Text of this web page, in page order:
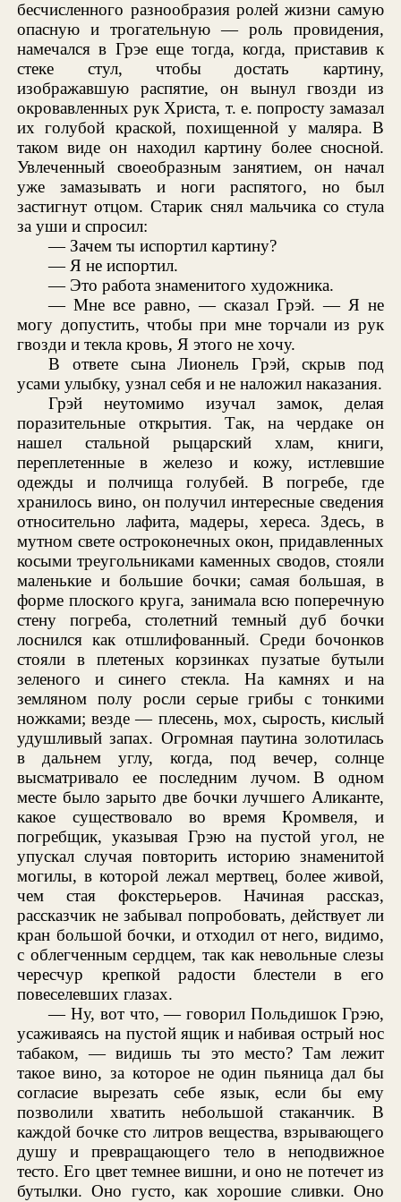
бесчисленного разнообразия ролей жизни самую
опасную и трогательную — роль провидения,
намечался в Грэе еще тогда, когда, приставив к
стеке стул, чтобы достать картину,
изображавшую распятие, он вынул гвозди из
окровавленных рук Христа, т. е. попросту замазал
их голубой краской, похищенной у маляра. В
таком виде он находил картину более сносной.
Увлеченный своеобразным занятием, он начал
уже замазывать и ноги распятого, но был
застигнут отцом. Старик снял мальчика со стула
за уши и спросил:
— Зачем ты испортил картину?
— Я не испортил.
— Это работа знаменитого художника.
— Мне все равно, — сказал Грэй. — Я не
могу допустить, чтобы при мне торчали из рук
гвозди и текла кровь, Я этого не хочу.
В ответе сына Лионель Грэй, скрыв под
усами улыбку, узнал себя и не наложил наказания.
Грэй неутомимо изучал замок, делая
поразительные открытия. Так, на чердаке он
нашел стальной рыцарский хлам, книги,
переплетенные в железо и кожу, истлевшие
одежды и полчища голубей. В погребе, где
хранилось вино, он получил интересные сведения
относительно лафита, мадеры, хереса. Здесь, в
мутном свете остроконечных окон, придавленных
косыми треугольниками каменных сводов, стояли
маленькие и большие бочки; самая большая, в
форме плоского круга, занимала всю поперечную
стену погреба, столетний темный дуб бочки
лоснился как отшлифованный. Среди бочонков
стояли в плетеных корзинках пузатые бутыли
зеленого и синего стекла. На камнях и на
земляном полу росли серые грибы с тонкими
ножками; везде — плесень, мох, сырость, кислый
удушливый запах. Огромная паутина золотилась
в дальнем углу, когда, под вечер, солнце
высматривало ее последним лучом. В одном
месте было зарыто две бочки лучшего Аликанте,
какое существовало во время Кромвеля, и
погребщик, указывая Грэю на пустой угол, не
упускал случая повторить историю знаменитой
могилы, в которой лежал мертвец, более живой,
чем стая фокстерьеров. Начиная рассказ,
рассказчик не забывал попробовать, действует ли
кран большой бочки, и отходил от него, видимо,
с облегченным сердцем, так как невольные слезы
чересчур крепкой радости блестели в его
повеселевших глазах.
— Ну, вот что, — говорил Польдишок Грэю,
усаживаясь на пустой ящик и набивая острый нос
табаком, — видишь ты это место? Там лежит
такое вино, за которое не один пьяница дал бы
согласие вырезать себе язык, если бы ему
позволили хватить небольшой стаканчик. В
каждой бочке сто литров вещества, взрывающего
душу и превращающего тело в неподвижное
тесто. Его цвет темнее вишни, и оно не потечет из
бутылки. Оно густо, как хорошие сливки. Оно